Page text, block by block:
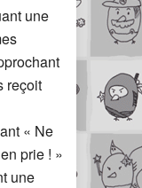
une
reçoit
« Ne
prie ! »
une